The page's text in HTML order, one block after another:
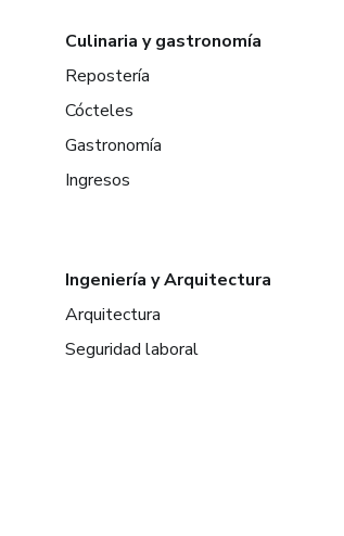
Culinaria y gastronomía
Repostería
Cócteles
Gastronomía
Ingresos
Ingeniería y Arquitectura
Arquitectura
Seguridad laboral